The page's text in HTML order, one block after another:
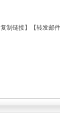
复制链接】【转发邮件